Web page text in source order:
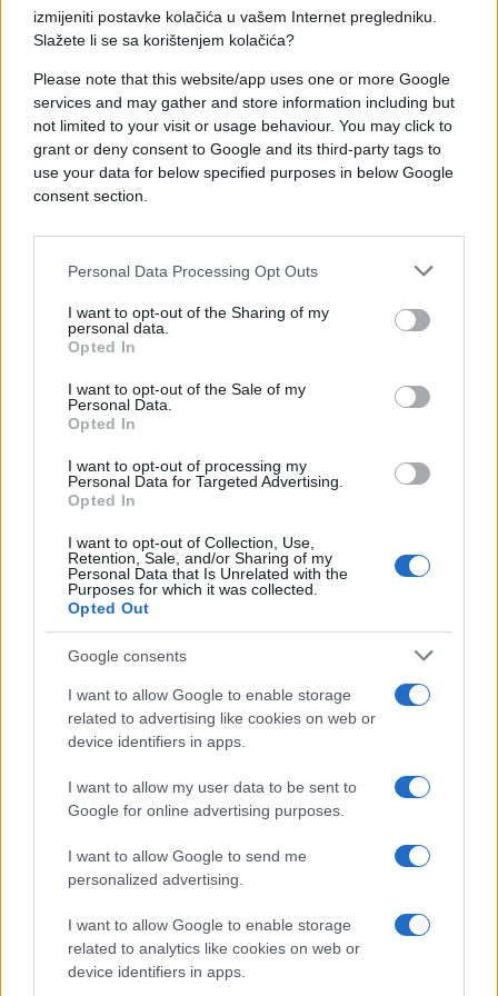
izmijeniti postavke kolačića u vašem Internet pregledniku.
Slažete li se sa korištenjem kolačića?
Please note that this website/app uses one or more Google
services and may gather and store information including but
not limited to your visit or usage behaviour. You may click to
grant or deny consent to Google and its third-party tags to
use your data for below specified purposes in below Google
consent section.
Personal Data Processing Opt Outs
I want to opt-out of the Sharing of my
personal data.
Opted In
I want to opt-out of the Sale of my
Personal Data.
Opted In
I want to opt-out of processing my
Personal Data for Targeted Advertising.
Opted In
I want to opt-out of Collection, Use,
Retention, Sale, and/or Sharing of my
Personal Data that Is Unrelated with the
Purposes for which it was collected.
Opted Out
Google consents
I want to allow Google to enable storage
related to advertising like cookies on web or
device identifiers in apps.
I want to allow my user data to be sent to
Google for online advertising purposes.
I want to allow Google to send me
personalized advertising.
I want to allow Google to enable storage
related to analytics like cookies on web or
device identifiers in apps.
Ko je posebno osjetljiv
Neki ljudi su posebno osjetljivi na ove efekte,
uključujući osobe s insulinskom rezistencijom,
dijabetesom tipa 1 i 2, kao i one sklone naglom
padu šećera u krvi, navodi Tvig.
Ajzakson dodaje da su ugroženije i osobe koje
pokušavaju smršati, kao i one sa sindromom
policističnih jajnika ili oni koji često osjećaju pad
Djeca i tinejdžeri su naročito osjetljivi na višak
šećera, upozorava dr Markita Lajons-Smit sa
Univerziteta North Carolina Central. Preporučeni
dnevni unos za njih je do 25 grama, a njegovo
prekoračenje povećava rizik od gojaznosti i
kardiometaboličkih problema.
Namirnice koje je bolje preskočiti ujutro
Pored šećera, stručnjaci savjetuju da se izbjegavaju
i druge vrste hrane. Pržena i masna hrana, poput
slanine ili krofni, može usporiti varenje i izazvati
osjećaj tromosti. Ultraprerađena hrana povećava
rizik od kardiovaskularnih bolesti.
Rafinisani ugljeni hidrati, koji se nalaze u pecivima i
bijelom hljebu, brzo podižu nivo šećera u krvi, ali i
uzrokuju kasniji pad energije. Prerađeno meso,
poput slanine i kobasica, često sadrži mnogo
natrija i nezdravih masti, što negativno utiče na
zdravlje srca.
Preporučuje se i oprez s jakom kafom na prazan
stomak, jer može izazvati nervozu i probleme s
napitaka, uključujući gazirane i energetske,
povezana je s dijabetesom, povišenim krvnim
pritiskom i metaboličkim sindromom.